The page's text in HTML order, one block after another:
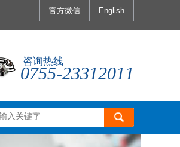
官方微信 English
咨询热线
0755-23312011